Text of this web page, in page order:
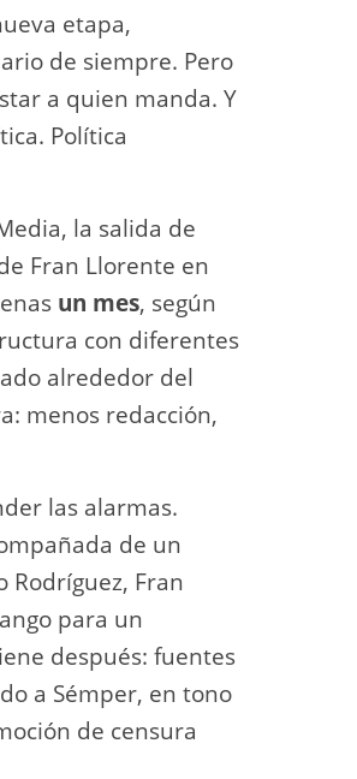
etapa,
de siempre. Pero
a quien manda. Y
Política
la salida de
Fran Llorente en
un mes, según
con diferentes
alrededor del
menos redacción,
las alarmas.
de un
Rodríguez, Fran
para un
después: fuentes
a Sémper, en tono
de censura